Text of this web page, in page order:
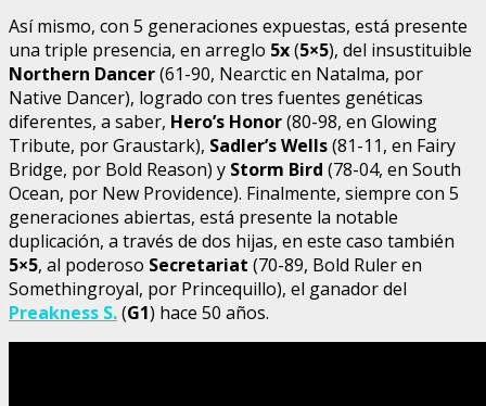
Así mismo, con 5 generaciones expuestas, está presente
una triple presencia, en arreglo 5x(5×5), del insustituible
Northern Dancer(61-90, Nearctic en Natalma, por
Native Dancer), logrado con tres fuentes genéticas
diferentes, a saber, Hero’s Honor(80-98, en Glowing
Tribute, por Graustark), Sadler’s Wells(81-11, en Fairy
Bridge, por Bold Reason) y Storm Bird (78-04, en South
Ocean, por New Providence). Finalmente, siempre con 5
generaciones abiertas, está presente la notable
duplicación, a través de dos hijas, en este caso también
5×5, al poderoso Secretariat (70-89, Bold Ruler en
Somethingroyal, por Princequillo), el ganador del
Preakness S.(G1) hace 50 años.